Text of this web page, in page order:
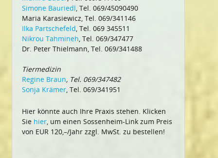
Simone Bauriedl, Tel. 069/45090490
Maria Karasiewicz, Tel. 069/341146
Ilka Partschefeld, Tel. 069 345511
Nikrou Tahmineh, Tel. 069/347477
Dr. Peter Thielmann, Tel. 069/341488
Tiermedizin
Regine Braun, Tel. 069/347482
Sonja Krämer, Tel. 069/341951
Hier könnte auch Ihre Praxis stehen. Klicken
Sie hier, um einen Sossenheim-Link zum Preis
von EUR 120,–/Jahr zzgl. MwSt. zu bestellen!